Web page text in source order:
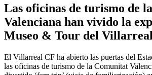
Las oficinas de turismo de
Valenciana han vivido la
Museo & Tour del Villarreal
El Villarreal CF ha abierto las puertas del
las oficinas de turismo de la Comunitat